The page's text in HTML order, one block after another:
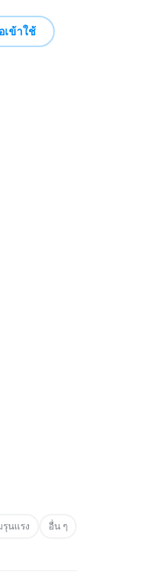
เข้าใช้
รุนแรง อื่น ๆ